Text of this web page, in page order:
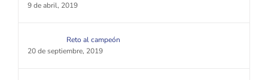
9 de abril, 2019
Reto al campeón
20 de septiembre, 2019